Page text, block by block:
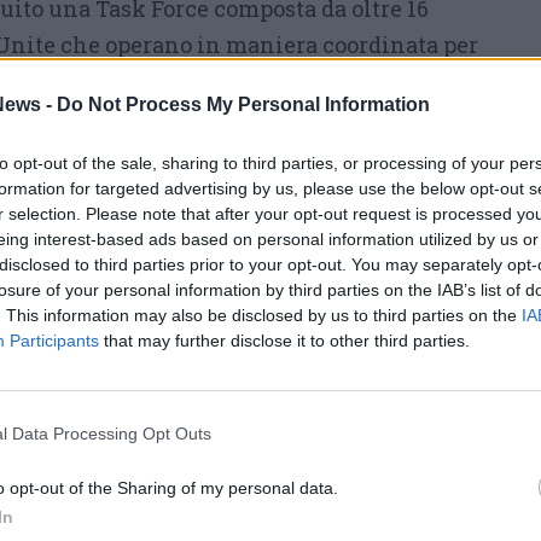
- Do Not Process My Personal Information
opt-out of the sale, sharing to third parties, or processing of your
for targeted advertising by us, please use the below opt-out
selection. Please note that after your opt-out request is processed
interest-based ads based on personal information utilized by us
to third parties prior to your opt-out. You may separately
of your personal information by third parties on the IAB’s list of
This information may also be disclosed by us to third parties on the
Participants that may further disclose it to other third parties.
Data Processing Opt Outs
opt-out of the Sharing of my personal data.
una Task Force composta da oltre 16
che operano in maniera coordinata per
ucraino nello sviluppo di approcci
delle città distrutte o danneggiate dal
i rappresentanti dell’ufficio del
Nazioni Unite in Ucraina, UNOPS,
OMS, OIM, OCHA, OHCHR, UN-Habitat
specifiche e professionali di altissimo
UNECE ha trovato il sostegno
Foster che attraverso la Norman Foster
UNECE, ha avviato per primo uno
di un masterplan, concentrandosi
(#UN4KHARKIV). Sulla scia di questa
UNECE ha dato ulteriore